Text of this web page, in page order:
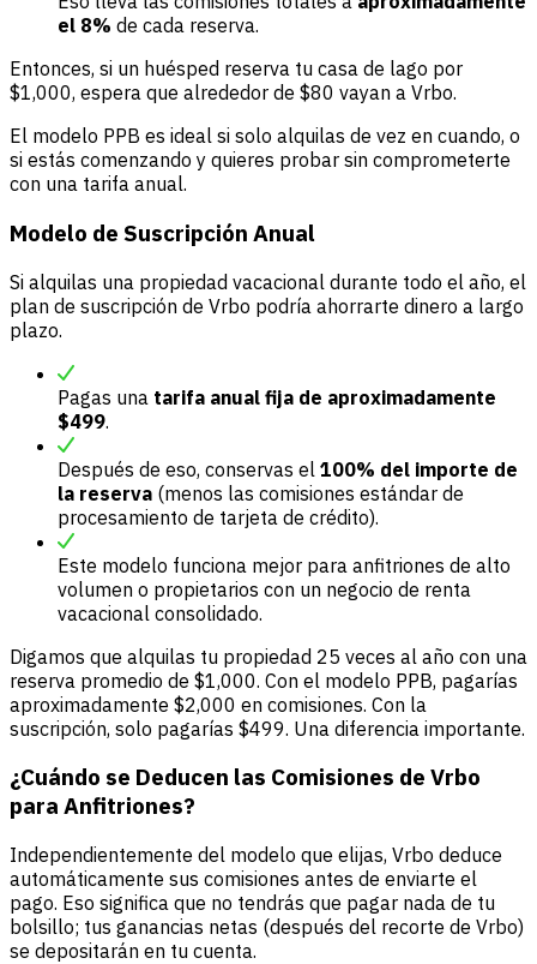
el 8% de cada reserva.
Entonces, si un huésped reserva tu casa de lago por
$1,000, espera que alrededor de $80 vayan a Vrbo.
El modelo PPB es ideal si solo alquilas de vez en cuando, o
si estás comenzando y quieres probar sin comprometerte
con una tarifa anual.
Modelo de Suscripción Anual
Si alquilas una propiedad vacacional durante todo el año, el
plan de suscripción de Vrbo podría ahorrarte dinero a largo
plazo.
Pagas una tarifa anual fija de aproximadamente
$499.
Después de eso, conservas el 100% del importe de
la reserva (menos las comisiones estándar de
procesamiento de tarjeta de crédito).
Este modelo funciona mejor para anfitriones de alto
volumen o propietarios con un negocio de renta
vacacional consolidado.
Digamos que alquilas tu propiedad 25 veces al año con una
reserva promedio de $1,000. Con el modelo PPB, pagarías
aproximadamente $2,000 en comisiones. Con la
suscripción, solo pagarías $499. Una diferencia importante.
¿Cuándo se Deducen las Comisiones de Vrbo
para Anfitriones?
Independientemente del modelo que elijas, Vrbo deduce
automáticamente sus comisiones antes de enviarte el
pago. Eso significa que no tendrás que pagar nada de tu
bolsillo; tus ganancias netas (después del recorte de Vrbo)
se depositarán en tu cuenta.